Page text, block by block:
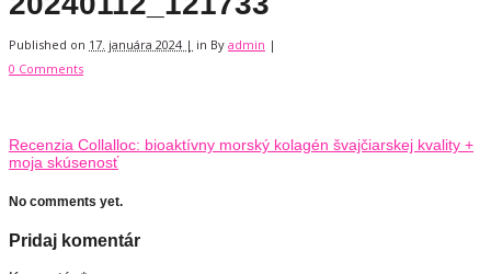
Published on 17. januára 2024 | in By admin |
0 Comments
Recenzia Collalloc: bioaktívny morský kolagén švajčiarskej kvality +
moja skúsenosť
No comments yet.
Pridaj komentár